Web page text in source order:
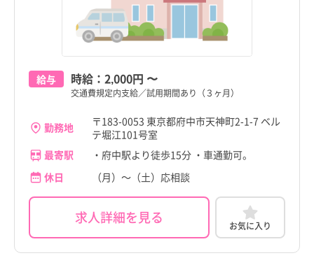
京都府
大阪府
兵庫県
和歌山県
鳥取県
岡山県
小金井市
小平市
日野市
東村山市
国立市
東府中駅
府中競馬正門前駅
府中駅
府中本町駅
分倍河原駅
その他（福祉・介護関係資格など）
その他
その他
パート・アルバイト（夜勤なし）
パート・アルバイト（夜勤のみ）
電子カルテあり
駅近
高給与
給与 時給： 2,000円 〜
交通費規定内支給／試用期間あり（３ヶ月）
勤務地
〒183-0053 東京都府中市天神町2-1-7 ベル
テ堀江101号室
最寄駅
・府中駅より徒歩15分 ・車通勤可。
休日
（月）～（土）応相談
求人詳細を見る お気に入り
京都府
大阪府
兵庫県
和歌山県
鳥取県
岡山県
小金井市
小平市
日野市
東村山市
国立市
東府中駅
府中競馬正門前駅
府中駅
府中本町駅
分倍河原駅
その他（福祉・介護関係資格など）
その他
その他
パート・アルバイト（夜勤なし）
パート・アルバイト（夜勤のみ）
電子カルテあり
駅近
高給与